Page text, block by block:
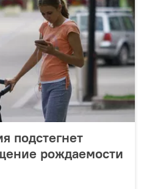
подстегнет
рождаемости